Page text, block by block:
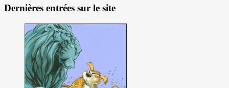
Dernières entrées sur le site